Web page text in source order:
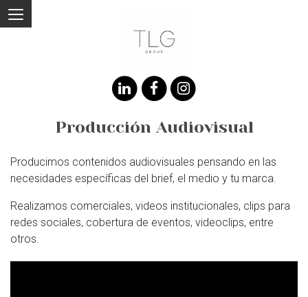
Producción Audiovisual
Producimos contenidos audiovisuales pensando en las
necesidades específicas del brief, el medio y tu marca.
Realizamos comerciales, videos institucionales, clips para
redes sociales, cobertura de eventos, videoclips, entre
otros.